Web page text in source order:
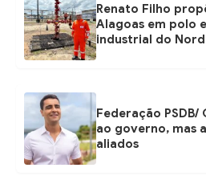
Renato Filho
Alagoas em polo
industrial do
Federação PSDB/
ao governo, mas
aliados